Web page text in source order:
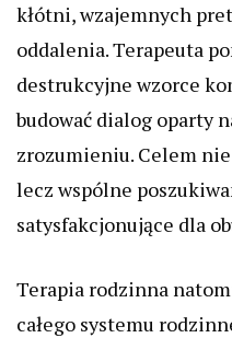
kłótni, wzajemnych
oddalenia. Terapeuta
destrukcyjne wzorce
budować dialog oparty
zrozumieniu. Celem
lecz wspólne
satysfakcjonujące dla
Terapia rodzinna
całego systemu